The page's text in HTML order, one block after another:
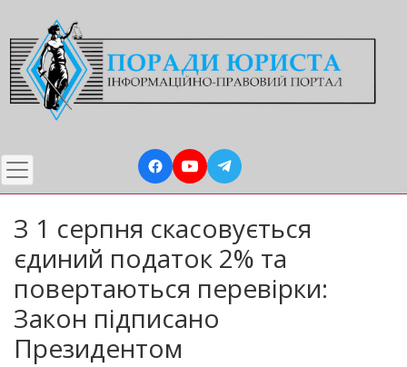
до
основного
вмісту
З 1 серпня скасовується
єдиний податок 2% та
повертаються перевірки:
Закон підписано
Президентом